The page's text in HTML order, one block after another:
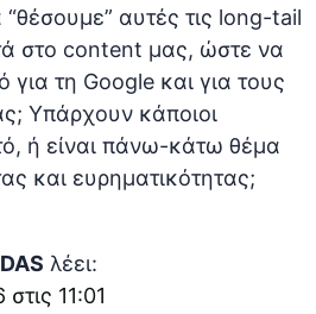
“θέσουμε” αυτές τις long-tail
στο content μας, ώστε να
για τη Google και για τους
Υπάρχουν κάποιοι
ή είναι πάνω-κάτω θέμα
και ευρηματικότητας;
λέει:
11:01